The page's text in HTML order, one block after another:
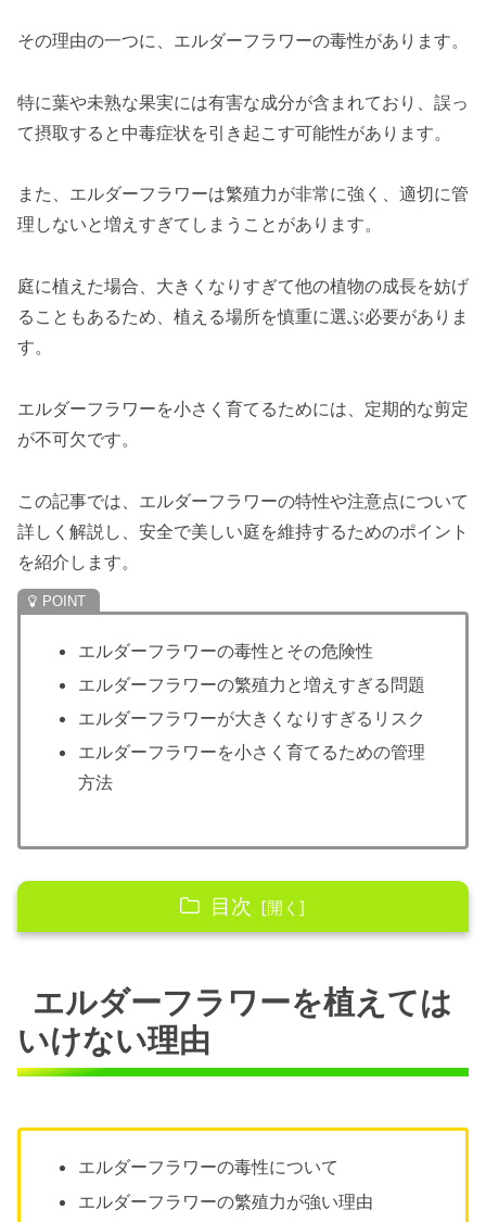
その理由の一つに、エルダーフラワーの毒性があります。
特に葉や未熟な果実には有害な成分が含まれており、誤っ
て摂取すると中毒症状を引き起こす可能性があります。
また、エルダーフラワーは繁殖力が非常に強く、適切に管
理しないと増えすぎてしまうことがあります。
庭に植えた場合、大きくなりすぎて他の植物の成長を妨げ
ることもあるため、植える場所を慎重に選ぶ必要がありま
す。
エルダーフラワーを小さく育てるためには、定期的な剪定
が不可欠です。
この記事では、エルダーフラワーの特性や注意点について
詳しく解説し、安全で美しい庭を維持するためのポイント
を紹介します。
エルダーフラワーの毒性とその危険性
エルダーフラワーの繁殖力と増えすぎる問題
エルダーフラワーが大きくなりすぎるリスク
エルダーフラワーを小さく育てるための管理
方法
目次
エルダーフラワーの毒性について
エルダーフラワーの繁殖力が強い理由
エルダーフラワーが増えすぎる問題
くなりすぎる？
エルダーフラワーが他の植物に与える影響
エルダーフラワーを植えてはいけない時の対策
エルダーフラワーを植えては
いけない理由
エルダーフラワーの毒性について
エルダーフラワーの繁殖力が強い理由